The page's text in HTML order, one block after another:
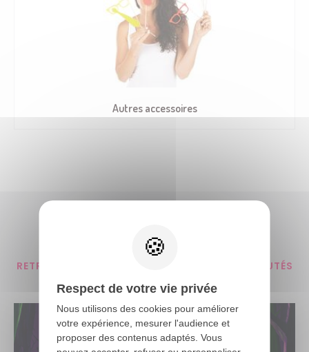
Autres accessoires
Nos conseils et actualités
RETROUVEZ TOUTES NOS ASTUCES ET NOUVEAUTÉS
Respect de votre vie privée
Nous utilisons des cookies pour améliorer
votre expérience, mesurer l'audience et
proposer des contenus adaptés. Vous